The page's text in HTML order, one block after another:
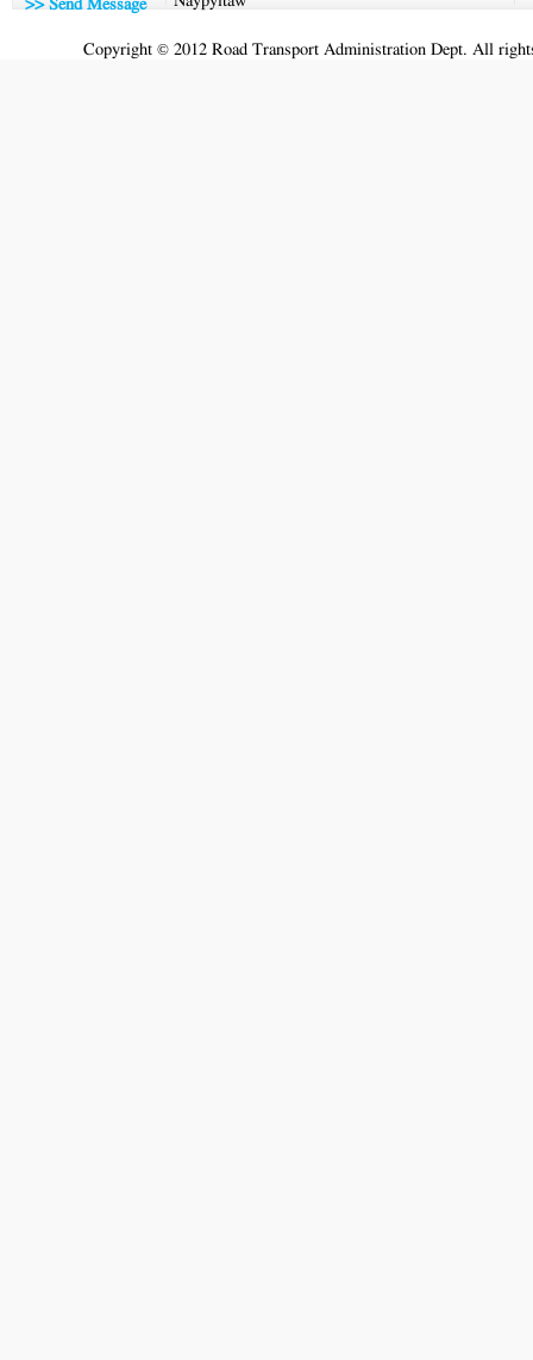
>> Send Message
Copyright © 2012 Road Transport Administration Dept. All